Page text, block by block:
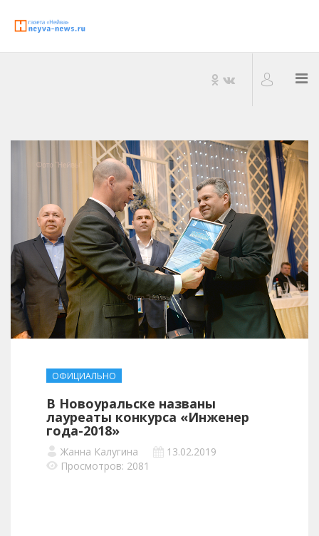
ОФИЦИАЛЬНО
В Новоуральске названы
лауреаты конкурса «Инженер
года-2018»
Жанна Калугина
13.02.2019
Просмотров: 2081